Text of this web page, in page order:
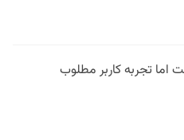
اما تجربه کاربر مطلوب